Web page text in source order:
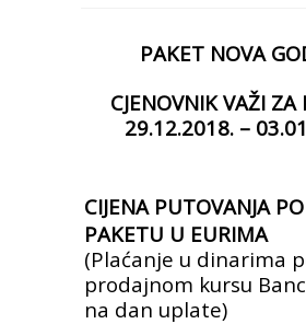
PAKET NOVA
CJENOVNIK VAŽI ZA
29.12.2018. –
CIJENA PUTOVANJA
PAKETU U EURIMA
(Plaćanje u dinarima
prodajnom kursu
na dan uplate)